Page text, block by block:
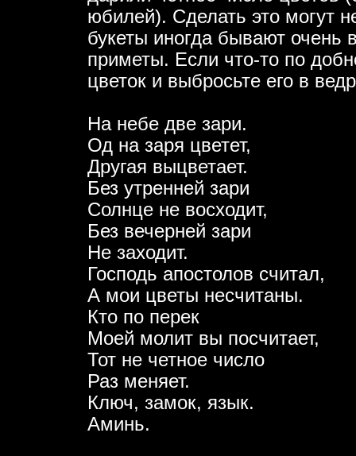
юбилей). Сделать это могут
букеты иногда бывают
приметы. Если что-то по
цветок и выбросьте его в
На небе две зари.
Од на заря цветет,
Другая выцветает.
Без утренней зари
Солнце не восходит,
Без вечерней зари
Не заходит.
Господь апостолов считал,
А мои цветы несчитаны.
Кто по перек
Моей молит вы посчитает,
Тот не четное число
Раз меняет.
Ключ, замок, язык.
Аминь.